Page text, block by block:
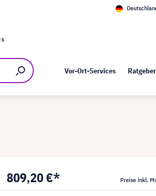
Kunst bei
Vor-Ort-Services
809,20 €* Preise inkl.